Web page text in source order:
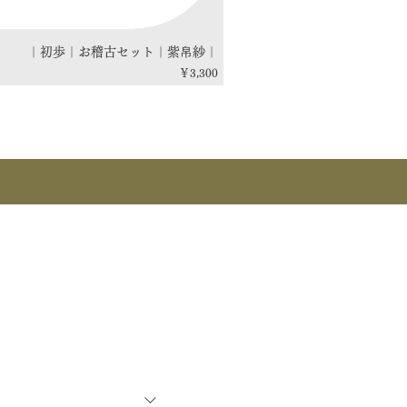
｜初歩｜お稽古セット｜紫帛紗｜
価格
￥3,300